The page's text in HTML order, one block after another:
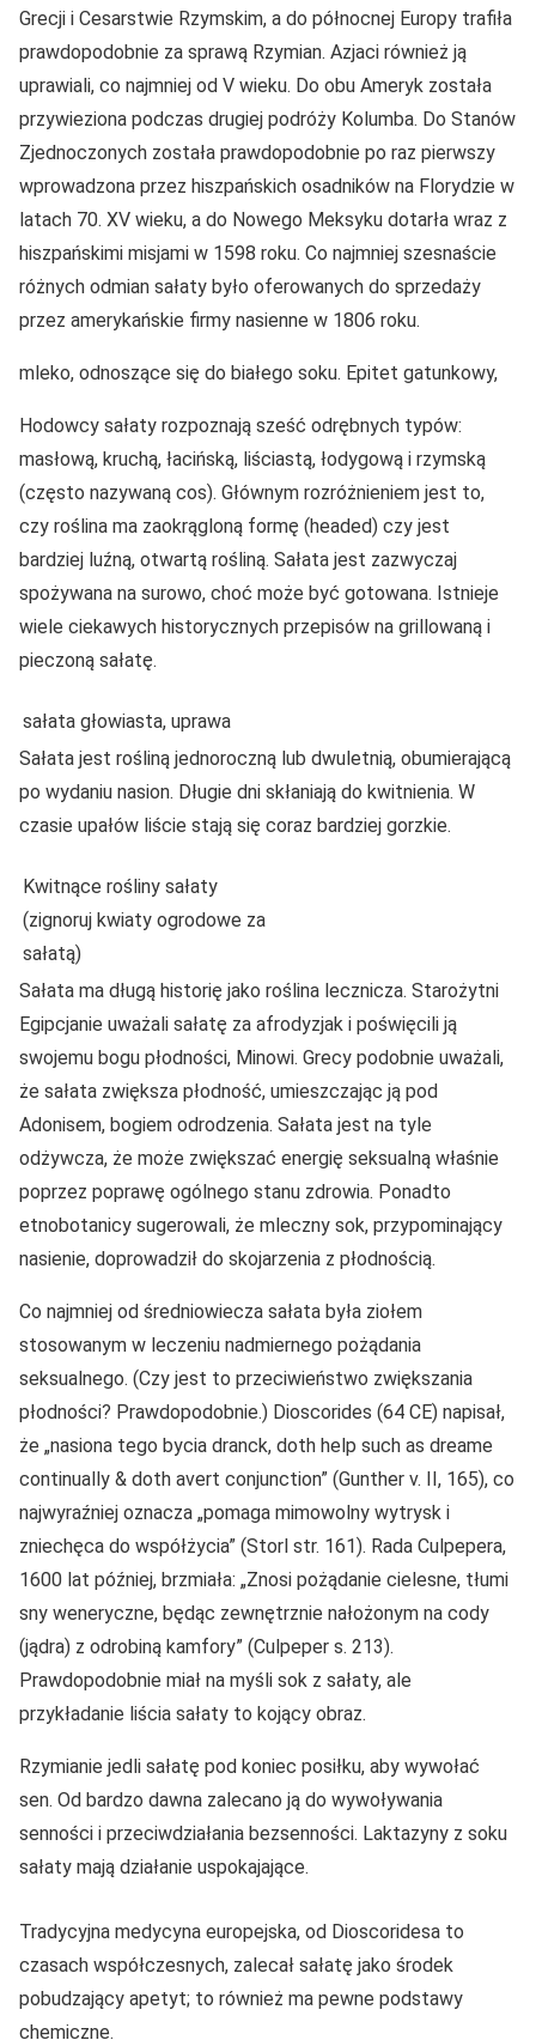
Grecji i Cesarstwie Rzymskim, a do północnej Europy trafiła
prawdopodobnie za sprawą Rzymian. Azjaci również ją
uprawiali, co najmniej od V wieku. Do obu Ameryk została
przywieziona podczas drugiej podróży Kolumba. Do Stanów
Zjednoczonych została prawdopodobnie po raz pierwszy
wprowadzona przez hiszpańskich osadników na Florydzie w
latach 70. XV wieku, a do Nowego Meksyku dotarła wraz z
hiszpańskimi misjami w 1598 roku. Co najmniej szesnaście
różnych odmian sałaty było oferowanych do sprzedaży
przez amerykańskie firmy nasienne w 1806 roku.
mleko, odnoszące się do białego soku. Epitet gatunkowy,
Hodowcy sałaty rozpoznają sześć odrębnych typów:
masłową, kruchą, łacińską, liściastą, łodygową i rzymską
(często nazywaną cos). Głównym rozróżnieniem jest to,
czy roślina ma zaokrągloną formę (headed) czy jest
bardziej luźną, otwartą rośliną. Sałata jest zazwyczaj
spożywana na surowo, choć może być gotowana. Istnieje
wiele ciekawych historycznych przepisów na grillowaną i
pieczoną sałatę.
sałata głowiasta, uprawa
Sałata jest rośliną jednoroczną lub dwuletnią, obumierającą
po wydaniu nasion. Długie dni skłaniają do kwitnienia. W
czasie upałów liście stają się coraz bardziej gorzkie.
Kwitnące rośliny sałaty
(zignoruj kwiaty ogrodowe za
sałatą)
Sałata ma długą historię jako roślina lecznicza. Starożytni
Egipcjanie uważali sałatę za afrodyzjak i poświęcili ją
swojemu bogu płodności, Minowi. Grecy podobnie uważali,
że sałata zwiększa płodność, umieszczając ją pod
Adonisem, bogiem odrodzenia. Sałata jest na tyle
odżywcza, że może zwiększać energię seksualną właśnie
poprzez poprawę ogólnego stanu zdrowia. Ponadto
etnobotanicy sugerowali, że mleczny sok, przypominający
nasienie, doprowadził do skojarzenia z płodnością.
Co najmniej od średniowiecza sałata była ziołem
stosowanym w leczeniu nadmiernego pożądania
seksualnego. (Czy jest to przeciwieństwo zwiększania
płodności? Prawdopodobnie.) Dioscorides (64 CE) napisał,
że „nasiona tego bycia dranck, doth help such as dreame
continually & doth avert conjunction” (Gunther v. II, 165), co
najwyraźniej oznacza „pomaga mimowolny wytrysk i
zniechęca do współżycia” (Storl str. 161). Rada Culpepera,
1600 lat później, brzmiała: „Znosi pożądanie cielesne, tłumi
sny weneryczne, będąc zewnętrznie nałożonym na cody
(jądra) z odrobiną kamfory” (Culpeper s. 213).
Prawdopodobnie miał na myśli sok z sałaty, ale
przykładanie liścia sałaty to kojący obraz.
Rzymianie jedli sałatę pod koniec posiłku, aby wywołać
sen. Od bardzo dawna zalecano ją do wywoływania
senności i przeciwdziałania bezsenności. Laktazyny z soku
sałaty mają działanie uspokajające.
Tradycyjna medycyna europejska, od Dioscoridesa to
czasach współczesnych, zalecał sałatę jako środek
pobudzający apetyt; to również ma pewne podstawy
chemiczne.